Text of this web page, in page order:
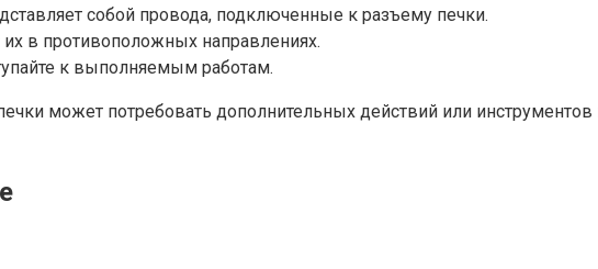
собой провода, подключенные к разъему печки.
в противоположных направлениях.
к выполняемым работам.
может потребовать дополнительных действий или